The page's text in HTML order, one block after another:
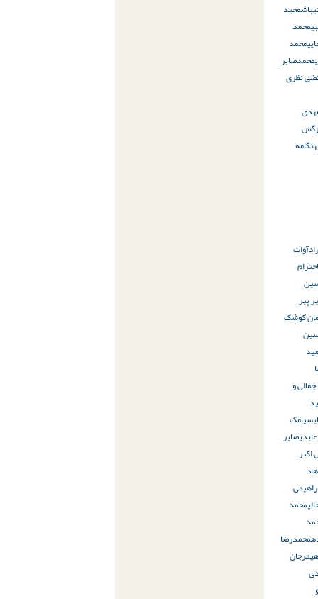
مجید
محمد
محمد
محمدصابر
نظری
هنگامه
آوات
احترام
پیر
کوشک
و
سیامک
صابر
اکبر
محمد
محمدرضا
مرجان